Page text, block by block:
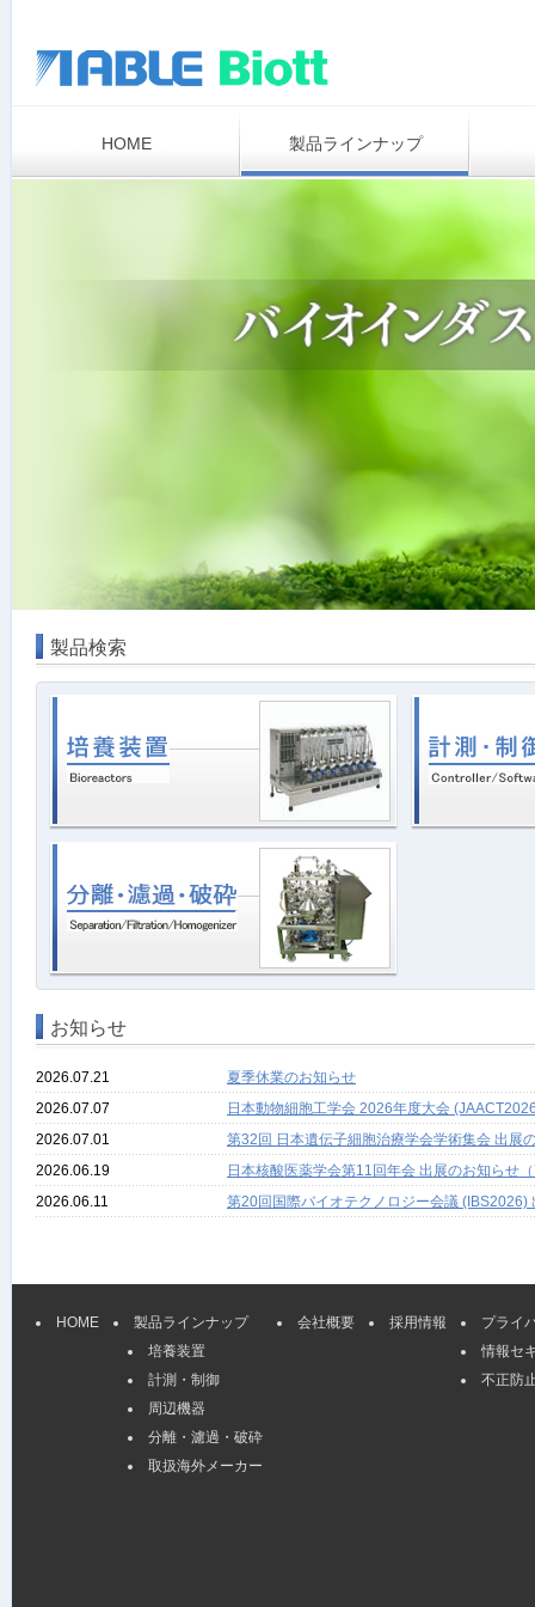
HOME 製品ラインナップ
製品検索
お知らせ
2026.07.21
夏季休業のお知らせ
2026.07.07
日本動物細胞工学会 2026年度大会
2026.07.01
第32回 日本遺伝子細胞治療学会学術集会 出展
2026.06.19
日本核酸医薬学会第11回年会 出展のお知らせ
2026.06.11
第20回国際バイオテクノロジー会議
HOME
製品ラインナップ
培養装置
計測・制御
周辺機器
分離・濾過・破砕
取扱海外メーカー
会社概要 採用情報
プライ
情報セ
不正防